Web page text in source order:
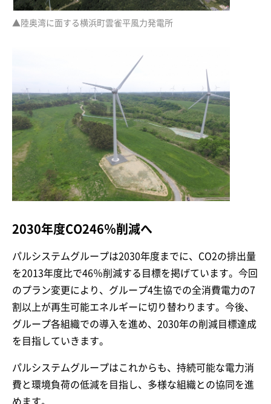
▲陸奥湾に面する横浜町雲雀平風力発電所
2030年度CO246％削減へ
パルシステムグループは2030年度までに、CO2の排出量
を2013年度比で46％削減する目標を掲げています。今回
のプラン変更により、グループ4生協での全消費電力の7
割以上が再生可能エネルギーに切り替わります。今後、
グループ各組織での導入を進め、2030年の削減目標達成
を目指していきます。
パルシステムグループはこれからも、持続可能な電力消
費と環境負荷の低減を目指し、多様な組織との協同を進
めます。